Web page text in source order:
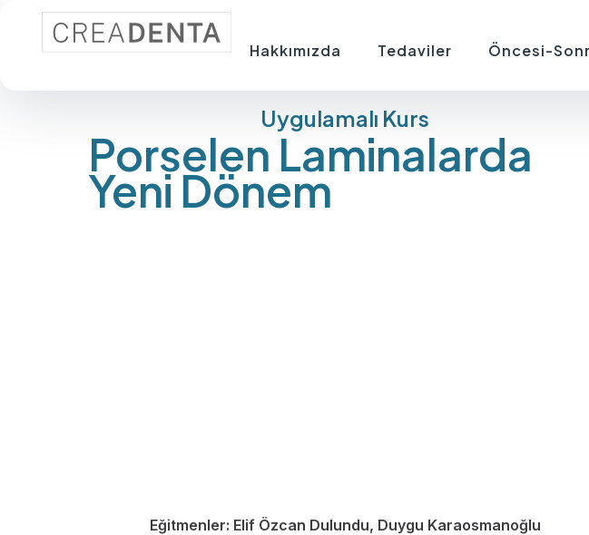
Hakkımızda Tedaviler Öncesi-
Uygulamalı Kurs
Porselen Laminalarda
Yeni Dönem
Eğitmenler: Elif Özcan Dulundu, Duygu Karaosmanoğlu